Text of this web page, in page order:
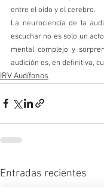
entre el oído y el cerebro.
La neurociencia de la
escuchar no es solo un
mental complejo y
audición es, en definitiva,
IRV Audífonos
Entradas recientes